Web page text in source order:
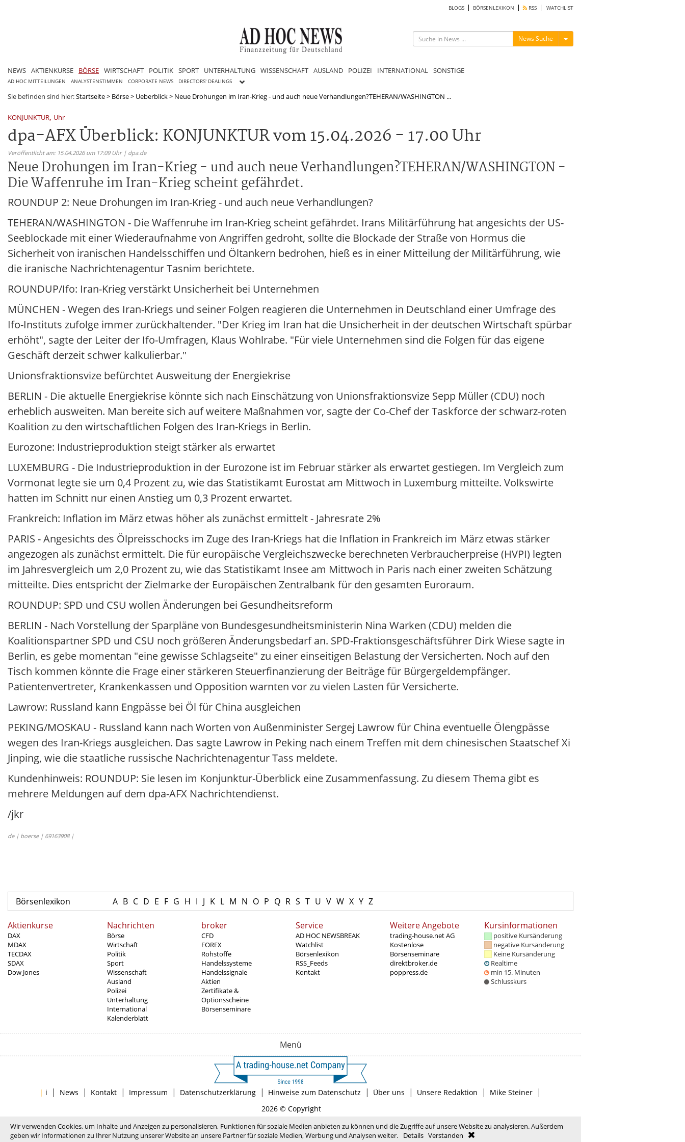
BLOGS BÖRSENLEXIKON RSS WATCHLIST
News Suche Menü ein-/ausblenden
NEWS AKTIENKURSE BÖRSE WIRTSCHAFT POLITIK SPORT UNTERHALTUNG WISSENSCHAFT AUSLAND POLIZEI INTERNATIONAL SONSTIGE
AD HOC MITTEILUNGEN ANALYSTENSTIMMEN CORPORATE NEWS DIRECTORS' DEALINGS
Sie befinden sind hier:Startseite> Börse> Ueberblick> Neue Drohungen im Iran-Krieg - und auch neue Verhandlungen?TEHERAN/WASHINGTON ...
KONJUNKTUR, Uhr
dpa-AFX Überblick: KONJUNKTUR vom 15.04.2026 - 17.00 Uhr
Veröffentlicht am: 15.04.2026 um 17:09 Uhr | dpa.de
Neue Drohungen im Iran-Krieg - und auch neue Verhandlungen?TEHERAN/WASHINGTON -
Die Waffenruhe im Iran-Krieg scheint gefährdet.
ROUNDUP 2: Neue Drohungen im Iran-Krieg - und auch neue Verhandlungen?
TEHERAN/WASHINGTON - Die Waffenruhe im Iran-Krieg scheint gefährdet. Irans Militärführung hat angesichts der US-
Seeblockade mit einer Wiederaufnahme von Angriffen gedroht, sollte die Blockade der Straße von Hormus die
Sicherheit von iranischen Handelsschiffen und Öltankern bedrohen, hieß es in einer Mitteilung der Militärführung, wie
die iranische Nachrichtenagentur Tasnim berichtete.
ROUNDUP/Ifo: Iran-Krieg verstärkt Unsicherheit bei Unternehmen
MÜNCHEN - Wegen des Iran-Kriegs und seiner Folgen reagieren die Unternehmen in Deutschland einer Umfrage des
Ifo-Instituts zufolge immer zurückhaltender. "Der Krieg im Iran hat die Unsicherheit in der deutschen Wirtschaft spürbar
erhöht", sagte der Leiter der Ifo-Umfragen, Klaus Wohlrabe. "Für viele Unternehmen sind die Folgen für das eigene
Geschäft derzeit schwer kalkulierbar."
Unionsfraktionsvize befürchtet Ausweitung der Energiekrise
BERLIN - Die aktuelle Energiekrise könnte sich nach Einschätzung von Unionsfraktionsvize Sepp Müller (CDU) noch
erheblich ausweiten. Man bereite sich auf weitere Maßnahmen vor, sagte der Co-Chef der Taskforce der schwarz-roten
Koalition zu den wirtschaftlichen Folgen des Iran-Kriegs in Berlin.
Eurozone: Industrieproduktion steigt stärker als erwartet
LUXEMBURG - Die Industrieproduktion in der Eurozone ist im Februar stärker als erwartet gestiegen. Im Vergleich zum
Vormonat legte sie um 0,4 Prozent zu, wie das Statistikamt Eurostat am Mittwoch in Luxemburg mitteilte. Volkswirte
hatten im Schnitt nur einen Anstieg um 0,3 Prozent erwartet.
Frankreich: Inflation im März etwas höher als zunächst ermittelt - Jahresrate 2%
PARIS - Angesichts des Ölpreisschocks im Zuge des Iran-Kriegs hat die Inflation in Frankreich im März etwas stärker
angezogen als zunächst ermittelt. Die für europäische Vergleichszwecke berechneten Verbraucherpreise (HVPI) legten
im Jahresvergleich um 2,0 Prozent zu, wie das Statistikamt Insee am Mittwoch in Paris nach einer zweiten Schätzung
mitteilte. Dies entspricht der Zielmarke der Europäischen Zentralbank für den gesamten Euroraum.
ROUNDUP: SPD und CSU wollen Änderungen bei Gesundheitsreform
BERLIN - Nach Vorstellung der Sparpläne von Bundesgesundheitsministerin Nina Warken (CDU) melden die
Koalitionspartner SPD und CSU noch größeren Änderungsbedarf an. SPD-Fraktionsgeschäftsführer Dirk Wiese sagte in
Berlin, es gebe momentan "eine gewisse Schlagseite" zu einer einseitigen Belastung der Versicherten. Noch auf den
Tisch kommen könnte die Frage einer stärkeren Steuerfinanzierung der Beiträge für Bürgergeldempfänger.
Patientenvertreter, Krankenkassen und Opposition warnten vor zu vielen Lasten für Versicherte.
Lawrow: Russland kann Engpässe bei Öl für China ausgleichen
PEKING/MOSKAU - Russland kann nach Worten von Außenminister Sergej Lawrow für China eventuelle Ölengpässe
wegen des Iran-Kriegs ausgleichen. Das sagte Lawrow in Peking nach einem Treffen mit dem chinesischen Staatschef Xi
Jinping, wie die staatliche russische Nachrichtenagentur Tass meldete.
Kundenhinweis: ROUNDUP: Sie lesen im Konjunktur-Überblick eine Zusammenfassung. Zu diesem Thema gibt es
mehrere Meldungen auf dem dpa-AFX Nachrichtendienst.
/jkr
de | boerse | 69163908 |
Börsenlexikon A B C D E F G H I J K L M N O P Q R S T U V W X Y Z
Aktienkurse
DAX
MDAX
TECDAX
SDAX
Dow Jones
Nachrichten
Börse
Wirtschaft
Politik
Sport
Wissenschaft
Ausland
Polizei
Unterhaltung
International
Kalenderblatt
broker
CFD
FOREX
Rohstoffe
Handelssysteme
Handelssignale
Aktien
Zertifikate &
Optionsscheine
Börsenseminare
Service
AD HOC NEWSBREAK
Watchlist
Börsenlexikon
RSS_Feeds
Kontakt
Weitere Angebote
trading-house.net AG
Kostenlose
Börsenseminare
direktbroker.de
poppress.de
Kursinformationen
positive Kursänderung
negative Kursänderung
Keine Kursänderung
Realtime
min 15. Minuten
Schlusskurs
Menü
| i | News | Kontakt | Impressum | Datenschutzerklärung | Hinweise zum Datenschutz | Über uns | Unsere Redaktion | Mike Steiner |
2026 © Copyright
Wir verwenden Cookies, um Inhalte und Anzeigen zu personalisieren, Funktionen für soziale Medien anbieten zu können und die Zugriffe auf unsere Website zu analysieren. Außerdem
geben wir Informationen zu Ihrer Nutzung unserer Website an unsere Partner für soziale Medien, Werbung und Analysen weiter.
Details Verstanden